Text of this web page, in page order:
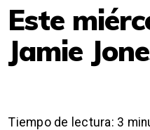
Este
Jamie
Tiempo de lectura: 3